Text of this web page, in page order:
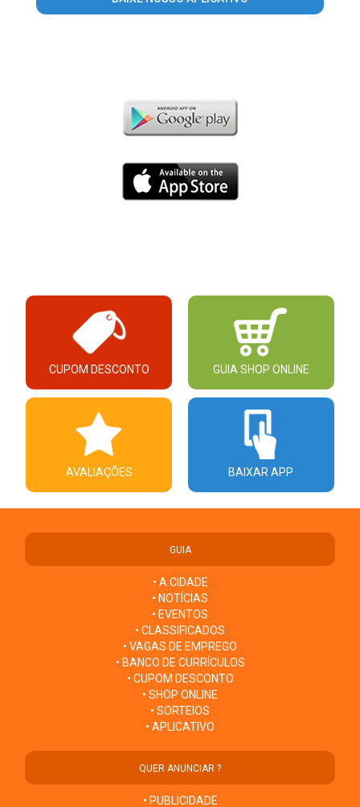
CUPOM DESCONTO GUIA SHOP ONLINE
AVALIAÇÕES BAIXAR APP
GUIA
• A CIDADE
• NOTÍCIAS
• EVENTOS
• CLASSIFICADOS
• VAGAS DE EMPREGO
• BANCO DE CURRÍCULOS
• CUPOM DESCONTO
• SHOP ONLINE
• SORTEIOS
• APLICATIVO
QUER ANUNCIAR ?
• PUBLICIDADE